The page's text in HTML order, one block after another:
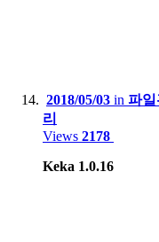
2018/05/03 in 파일
리
Views 2178
Keka 1.0.16